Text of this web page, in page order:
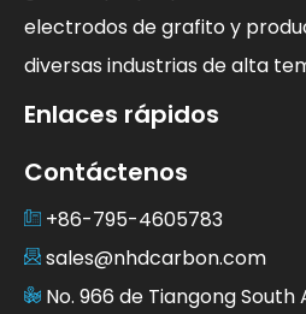
electrodos de grafito y
diversas industrias de alta
Enlaces rápidos
Contáctenos
+86-795-4605783
sales@nhdcarbon.com
No. 966 de Tiangong South